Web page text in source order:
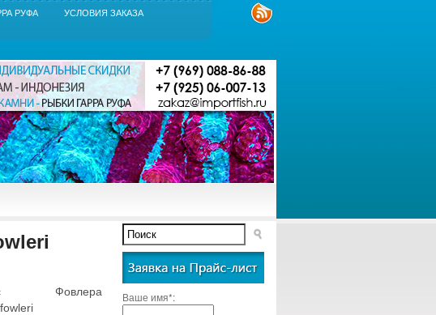
РУФА УСЛОВИЯ ЗАКАЗА
Фовлера
Ваше имя*: